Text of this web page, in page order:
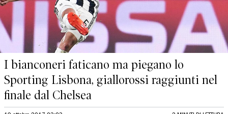
I bianconeri faticano ma piegano lo
Sporting Lisbona, giallorossi raggiunti nel
finale dal Chelsea